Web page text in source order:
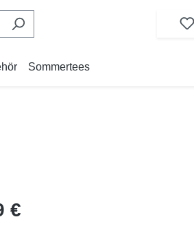
Sommertees
Preis:
€